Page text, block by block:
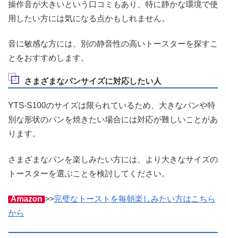
操作音が大きいという口コミもあり、特に静かな環境で使
用したい方には気になる点かもしれません。
音に敏感な方には、別の静音性の高いトースターを探すこ
とをおすすめします。
さまざまなパンサイズに対応したい人
YTS-S100のサイズは限られているため、大きなパンや特
別な形状のパンを焼きたい場合には対応が難しいことがあ
ります。
さまざまなパンを楽しみたい方には、より大きなサイズの
トースターを選ぶことを検討してください。
Amazon >>完璧なトーストを毎朝楽しみたい方はこちら
から